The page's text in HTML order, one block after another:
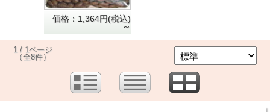
価格：1,364円(税込)
～
1 / 1ページ
（全8件）